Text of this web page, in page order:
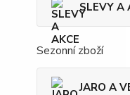
SLEVY A
Sezonní zboží
JARO A